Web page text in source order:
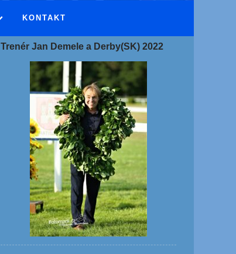
KONTAKT
Trenér Jan Demele a Derby(SK) 2022